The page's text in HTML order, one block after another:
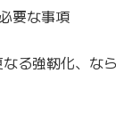
要な事項
る強靭化、な